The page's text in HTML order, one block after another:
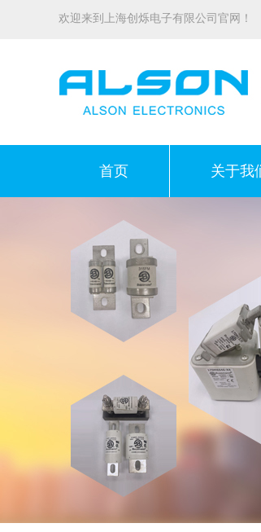
欢迎来到上海创烁电子有限公司官网！
首页 关于我